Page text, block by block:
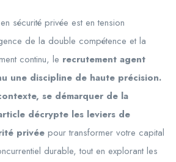
sécurité privée est en tension
de la double compétence et la
continu, le recrutement agent
une discipline de haute précision.
se démarquer de la
décrypte les leviers de
privée pour transformer votre capital
durable, tout en explorant les